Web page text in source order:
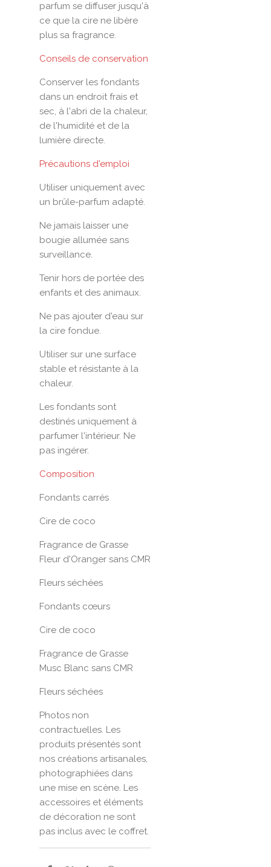
parfum se diffuser jusqu'à
ce que la cire ne libère
plus sa fragrance.
Conseils de conservation
Conserver les fondants
dans un endroit frais et
sec, à l'abri de la chaleur,
de l'humidité et de la
lumière directe.
Précautions d'emploi
Utiliser uniquement avec
un brûle-parfum adapté.
Ne jamais laisser une
bougie allumée sans
surveillance.
Tenir hors de portée des
enfants et des animaux.
Ne pas ajouter d'eau sur
la cire fondue.
Utiliser sur une surface
stable et résistante à la
chaleur.
Les fondants sont
destinés uniquement à
parfumer l'intérieur. Ne
pas ingérer.
Composition
Fondants carrés
Cire de coco
Fragrance de Grasse
Fleur d'Oranger sans CMR
Fleurs séchées
Fondants cœurs
Cire de coco
Fragrance de Grasse
Musc Blanc sans CMR
Fleurs séchées
Photos non
contractuelles. Les
produits présentés sont
nos créations artisanales,
photographiées dans
une mise en scène. Les
accessoires et éléments
de décoration ne sont
pas inclus avec le coffret.